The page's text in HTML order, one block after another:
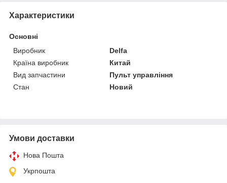
Характеристики
Основні
Виробник
Delfa
Країна виробник
Китай
Вид запчастини
Пульт управління
Стан
Новий
Умови доставки
Нова Пошта
Укрпошта